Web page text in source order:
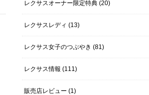
レクサスオーナー限定特典 (20)
レクサスレディ (13)
レクサス女子のつぶやき (81)
レクサス情報 (111)
販売店レビュー (1)